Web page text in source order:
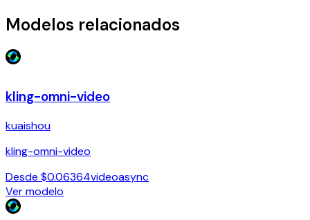
Modelos relacionados
kling-omni-video
kuaishou
kling-omni-video
Desde $0.06364videoasync
Ver modelo